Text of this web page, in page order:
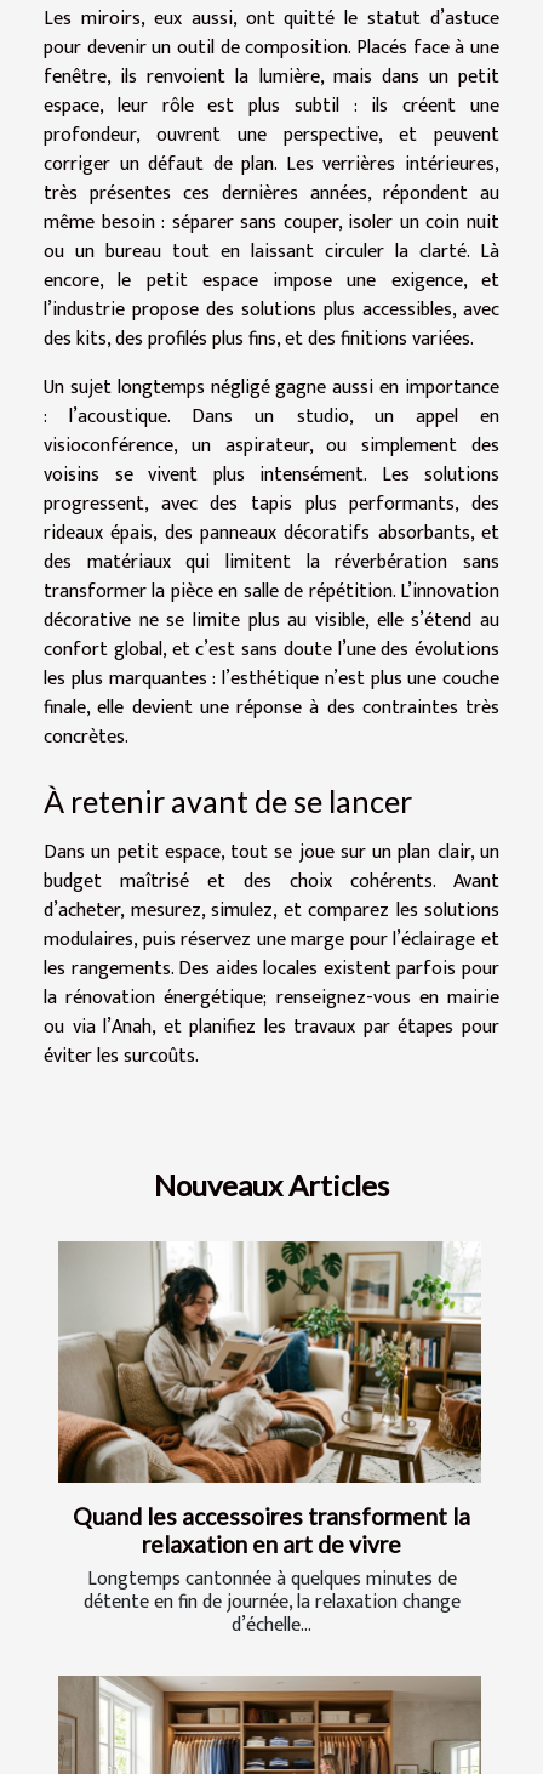
Les miroirs, eux aussi, ont quitté le statut d’astuce
pour devenir un outil de composition. Placés face à une
fenêtre, ils renvoient la lumière, mais dans un petit
espace, leur rôle est plus subtil : ils créent une
profondeur, ouvrent une perspective, et peuvent
corriger un défaut de plan. Les verrières intérieures,
très présentes ces dernières années, répondent au
même besoin : séparer sans couper, isoler un coin nuit
ou un bureau tout en laissant circuler la clarté. Là
encore, le petit espace impose une exigence, et
l’industrie propose des solutions plus accessibles, avec
des kits, des profilés plus fins, et des finitions variées.
Un sujet longtemps négligé gagne aussi en importance
: l’acoustique. Dans un studio, un appel en
visioconférence, un aspirateur, ou simplement des
voisins se vivent plus intensément. Les solutions
progressent, avec des tapis plus performants, des
rideaux épais, des panneaux décoratifs absorbants, et
des matériaux qui limitent la réverbération sans
transformer la pièce en salle de répétition. L’innovation
décorative ne se limite plus au visible, elle s’étend au
confort global, et c’est sans doute l’une des évolutions
les plus marquantes : l’esthétique n’est plus une couche
finale, elle devient une réponse à des contraintes très
concrètes.
À retenir avant de se lancer
Dans un petit espace, tout se joue sur un plan clair, un
budget maîtrisé et des choix cohérents. Avant
d’acheter, mesurez, simulez, et comparez les solutions
modulaires, puis réservez une marge pour l’éclairage et
les rangements. Des aides locales existent parfois pour
la rénovation énergétique; renseignez-vous en mairie
ou via l’Anah, et planifiez les travaux par étapes pour
éviter les surcoûts.
Nouveaux Articles
Quand les accessoires transforment la
relaxation en art de vivre
Longtemps cantonnée à quelques minutes de
détente en fin de journée, la relaxation change
d’échelle...